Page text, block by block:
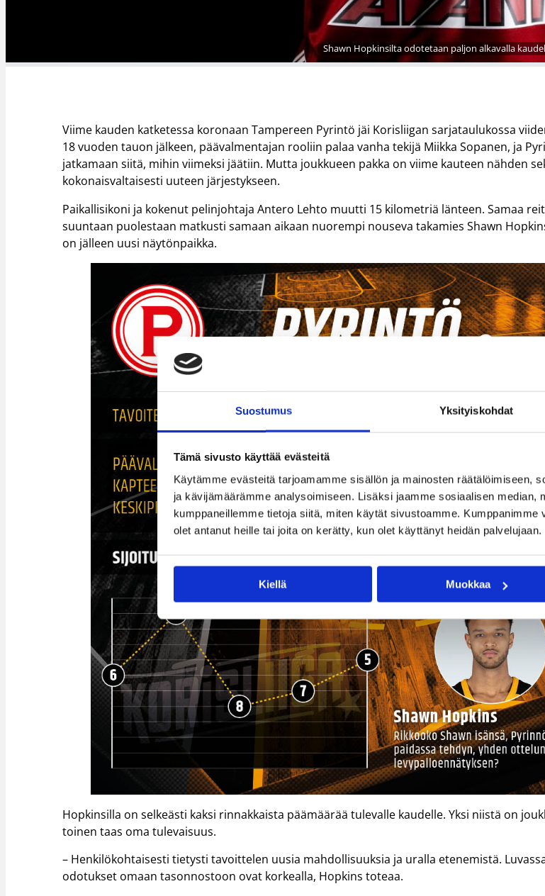
Suostumus Yksityiskohdat
Tämä sivusto käyttää evästeitä
Käytämme evästeitä tarjoamamme sisällön ja mainosten räätälöimiseen,
ja kävijämäärämme analysoimiseen. Lisäksi jaamme sosiaalisen median,
kumppaneillemme tietoja siitä, miten käytät sivustoamme.
olet antanut heille tai joita on kerätty, kun olet käyttänyt heidän palvelujaan.
Kiellä Muokkaa
Shawn Hopkinsilta odotetaan paljon alkavalla
Viime kauden katketessa koronaan Tampereen Pyrintö jäi Korisliigan sarjataulukossa
18 vuoden tauon jälkeen, päävalmentajan rooliin palaa vanha tekijä Miikka Sopanen, ja
jatkamaan siitä, mihin viimeksi jäätiin. Mutta joukkueen pakka on viime kauteen nähden
kokonaisvaltaisesti uuteen järjestykseen.
Paikallisikoni ja kokenut pelinjohtaja Antero Lehto muutti 15 kilometriä länteen. Samaa
suuntaan puolestaan matkusti samaan aikaan nuorempi nouseva takamies Shawn
on jälleen uusi näytönpaikka.
Hopkinsilla on selkeästi kaksi rinnakkaista päämäärää tulevalle kaudelle. Yksi niistä on
toinen taas oma tulevaisuus.
– Henkilökohtaisesti tietysti tavoittelen uusia mahdollisuuksia ja uralla etenemistä.
odotukset omaan tasonnostoon ovat korkealla, Hopkins toteaa.